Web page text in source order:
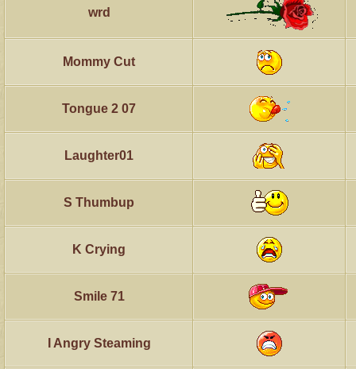
wrd
Mommy Cut
Tongue 2 07
Laughter01
S Thumbup
K Crying
Smile 71
I Angry Steaming